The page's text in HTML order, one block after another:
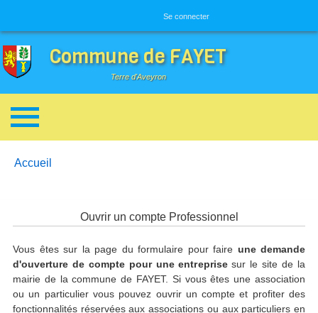
Se connecter
Commune de FAYET
Terre d'Aveyron
Breadcrumbs
You are here:
Accueil
Ouvrir un compte Professionnel
Vous êtes sur la page du formulaire pour faire une demande
d'ouverture de compte pour une entreprisesur le site de la
mairie de la commune de FAYET. Si vous êtes une association
ou un particulier vous pouvez ouvrir un compte et profiter des
fonctionnalités réservées aux associations ou aux particuliers en